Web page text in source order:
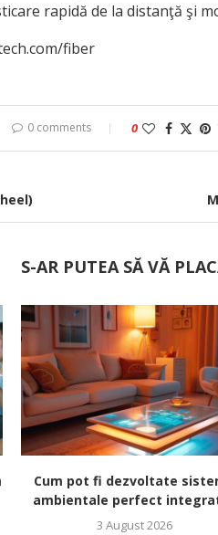
rapidă de la distanţă şi
fiber
0 comments 0
S-AR PUTEA SĂ VĂ
Cum pot fi dezvoltate
ambientale perfect
3 August 2026